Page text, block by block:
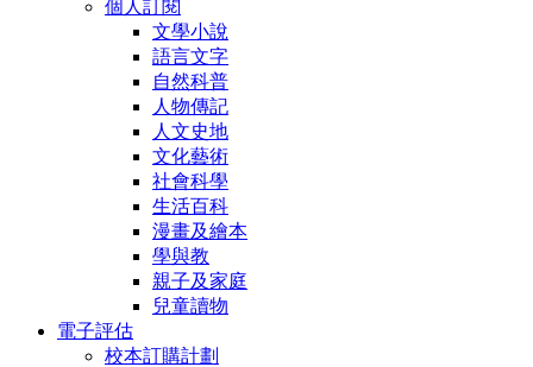
個人訂閱
文學小說
語言文字
自然科普
人物傳記
人文史地
文化藝術
社會科學
生活百科
漫畫及繪本
學與教
親子及家庭
兒童讀物
電子評估
校本訂購計劃